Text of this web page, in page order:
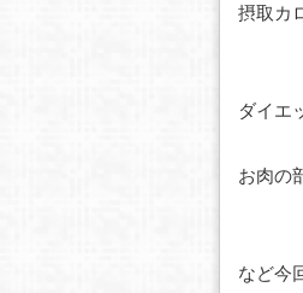
摂取カ
ダイエ
お肉の
など今